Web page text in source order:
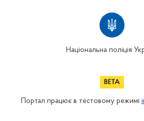
Національна поліція
Портал працює в тестовому режимі